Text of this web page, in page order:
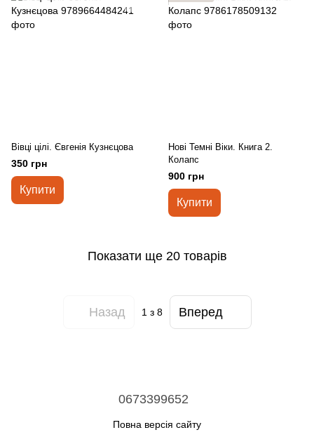
Вівці цілі. Євгенія Кузнєцова
350 грн
Купити
Нові Темні Віки. Книга 2.
Колапс
900 грн
Купити
Показати ще 20 товарів
Назад 1 з 8 Вперед
0673399652
Повна версія сайту